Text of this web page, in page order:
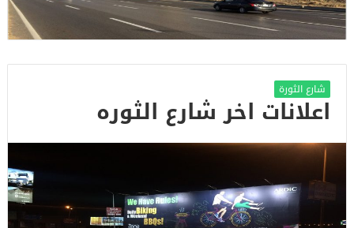
شارع الثورة
اعلانات اخر شارع الثوره